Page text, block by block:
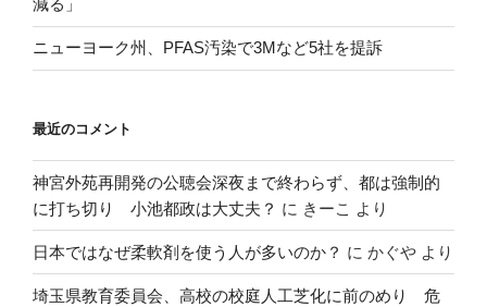
減る」
ニューヨーク州、PFAS汚染で3Mなど5社を提訴
最近のコメント
神宮外苑再開発の公聴会深夜まで終わらず、都は強制的
に打ち切り 小池都政は大丈夫？ に きーこ より
日本ではなぜ柔軟剤を使う人が多いのか？ に かぐや より
埼玉県教育委員会、高校の校庭人工芝化に前のめり 危